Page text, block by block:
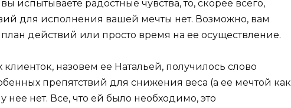
испытываете радостные чувства, то, скорее всего,
для исполнения вашей мечты нет. Возможно, вам
действий или просто время на ее осуществление.
назовем ее Натальей, получилось слово
препятствий для снижения веса (а ее мечтой как
нее нет. Все, что ей было необходимо, это